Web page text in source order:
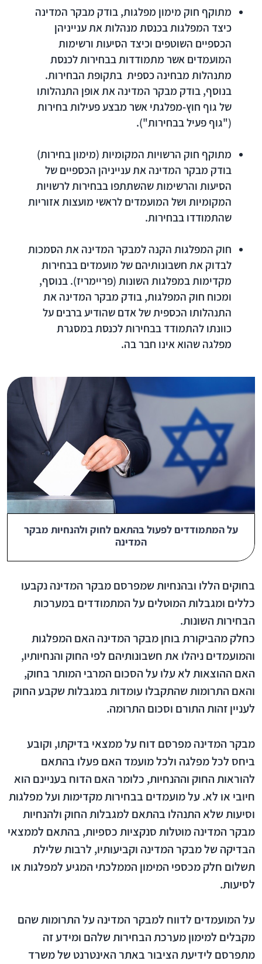
מתוקף חוק מימון מפלגות, בודק מבקר המדינה
כיצד המפלגות בכנסת מנהלות את ענייניהן
הכספיים השוטפים וכיצד הסיעות ורשימות
המועמדים אשר מתמודדות בבחירות לכנסת
מתנהלות מבחינה כספית בתקופת הבחירות.
בנוסף, בודק מבקר המדינה את אופן התנהלותו
של גוף חוץ-מפלגתי אשר מבצע פעילות בחירות
("גוף פעיל בבחירות").
מתוקף חוק הרשויות המקומיות (מימון בחירות)
בודק מבקר המדינה את ענייניהן הכספיים של
הסיעות והרשימות שהשתתפו בבחירות לרשויות
המקומיות ושל המועמדים לראשי מועצות אזוריות
שהתמודדו בבחירות.
חוק המפלגות הקנה למבקר המדינה את הסמכות
לבדוק את חשבונותיהם של מועמדים בבחירות
מקדימות במפלגות השונות (פריימריז). בנוסף,
ומכוח חוק המפלגות, בודק מבקר המדינה את
התנהלותו הכספית של אדם שהודיע ברבים על
כוונתו להתמודד בבחירות לכנסת במסגרת
מפלגה שהוא אינו חבר בה.
על המתמודדים לפעול בהתאם לחוק ולהנחיות מבקר
המדינה
בחוקים הללו ובהנחיות שמפרסם מבקר המדינה נקבעו
כללים ומגבלות המוטלים על המתמודדים במערכות
הבחירות השונות.
כחלק מהביקורת בוחן מבקר המדינה האם המפלגות
והמועמדים ניהלו את חשבונותיהם לפי החוק והנחיותיו,
האם ההוצאות לא עלו על הסכום המרבי המותר בחוק,
והאם התרומות שהתקבלו עומדות במגבלות שקבע החוק
לעניין זהות התורם וסכום התרומה.
מבקר המדינה מפרסם דוח על ממצאי בדיקתו, וקובע
ביחס לכל מפלגה ולכל מועמד האם פעלו בהתאם
להוראות החוק וההנחיות, כלומר האם הדוח בעניינם הוא
חיובי או לא. על מועמדים בבחירות מקדימות ועל מפלגות
וסיעות שלא התנהלו בהתאם למגבלות החוק ולהנחיות
מבקר המדינה מוטלות סנקציות כספיות, בהתאם לממצאי
הבדיקה של מבקר המדינה וקביעותיו, לרבות שלילת
תשלום חלק מכספי המימון הממלכתי המגיע למפלגות או
לסיעות.
על המועמדים לדווח למבקר המדינה על התרומות שהם
מקבלים למימון מערכת הבחירות שלהם ומידע זה
מתפרסם לידיעת הציבור באתר האינטרנט של משרד